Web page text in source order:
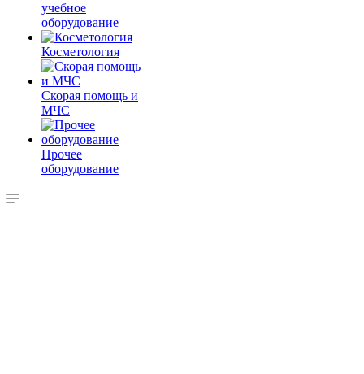
учебное
оборудование
Косметология
Скорая помощь и
МЧС
Прочее
оборудование